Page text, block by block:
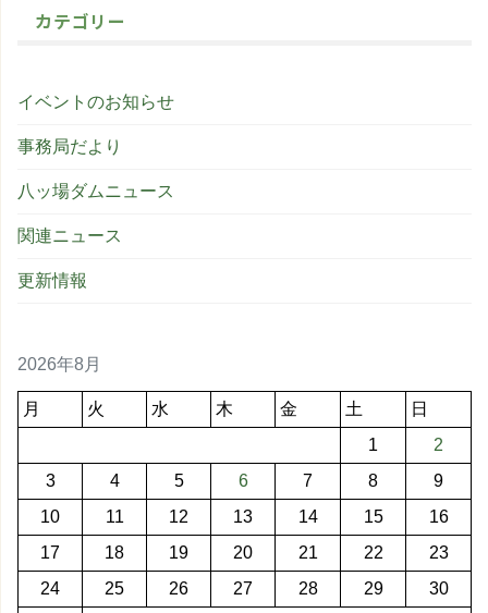
カテゴリー
イベントのお知らせ
事務局だより
八ッ場ダムニュース
関連ニュース
更新情報
2026年8月
月 火 水 木 金 土
日
1
2
3
4 5 6 7 8
9
10
11 12 13 14 15
16
17
18 19 20 21 22
23
24
25 26 27 28 29
30